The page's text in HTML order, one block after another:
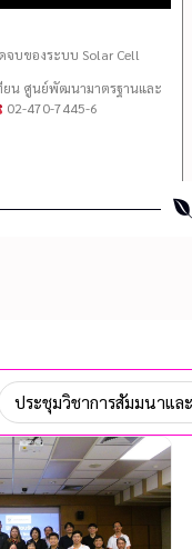
จบของระบบ Solar Cell
ยน ศูนย์พัฒนามาตรฐานและ
02-470-7445-6
ประชุมวิชาการสัมมนาแล